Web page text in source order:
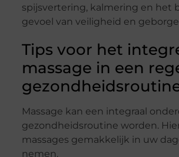
spijsvertering, kalmering en het
gevoel van veiligheid en
Tips voor het
massage in een
Massage kan een integraal
gezondheidsroutine worden.
massages gemakkelijk in uw
nemen.